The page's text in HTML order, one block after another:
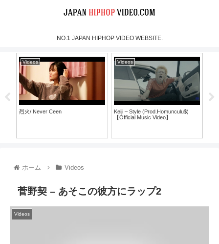
NO.1 JAPAN HIPHOP VIDEO WEBSITE.
Videos
烈火/ Never Ceen
Videos
Keiji – Style (Prod.Homunculu$)
【Official Music Video】
ホーム Videos
菅野契 – あそこの彼方にラップ2
Videos